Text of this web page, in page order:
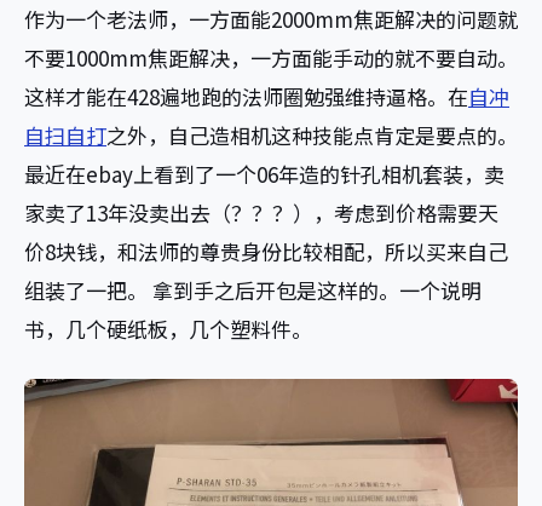
作为一个老法师，一方面能2000mm焦距解决的问题就
不要1000mm焦距解决，一方面能手动的就不要自动。
这样才能在428遍地跑的法师圈勉强维持逼格。在自冲
自扫自打之外，自己造相机这种技能点肯定是要点的。
最近在ebay上看到了一个06年造的针孔相机套装，卖
家卖了13年没卖出去（？？？），考虑到价格需要天
价8块钱，和法师的尊贵身份比较相配，所以买来自己
组装了一把。 拿到手之后开包是这样的。一个说明
书，几个硬纸板，几个塑料件。